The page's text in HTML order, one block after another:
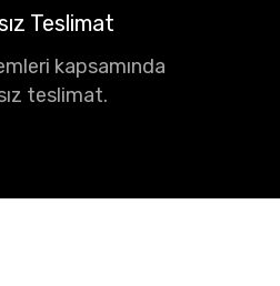
Teslimat
kapsamında
teslimat.